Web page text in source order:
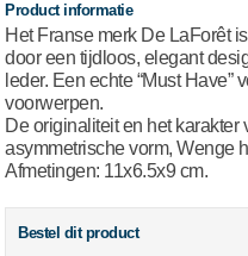
Product informatie
Het Franse merk De LaForêt
door een tijdloos, elegant
leder. Een echte “Must
voorwerpen.
De originaliteit en het
asymmetrische vorm, Wenge
Afmetingen: 11x6.5x9 cm.
Bestel dit product